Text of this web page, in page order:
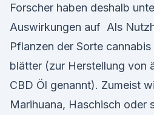
Forscher haben deshalb
Auswirkungen auf Als
Pflanzen der Sorte
blätter (zur Herstellung von
CBD Öl genannt). Zumeist
Marihuana, Haschisch oder